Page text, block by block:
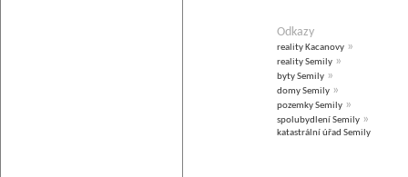
Odkazy
reality Kacanovy »
reality Semily »
byty Semily »
domy Semily »
pozemky Semily »
spolubydlení Semily »
katastrální úřad Semily